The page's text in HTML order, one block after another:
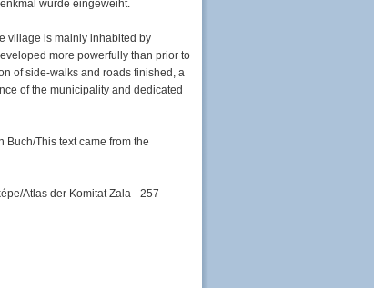
wurde eingeweiht.
village is mainly inhabited by
more powerfully than prior to
of side-walks and roads finished, a
of the municipality and dedicated
Buch/This text came from the
Atlas der Komitat Zala - 257